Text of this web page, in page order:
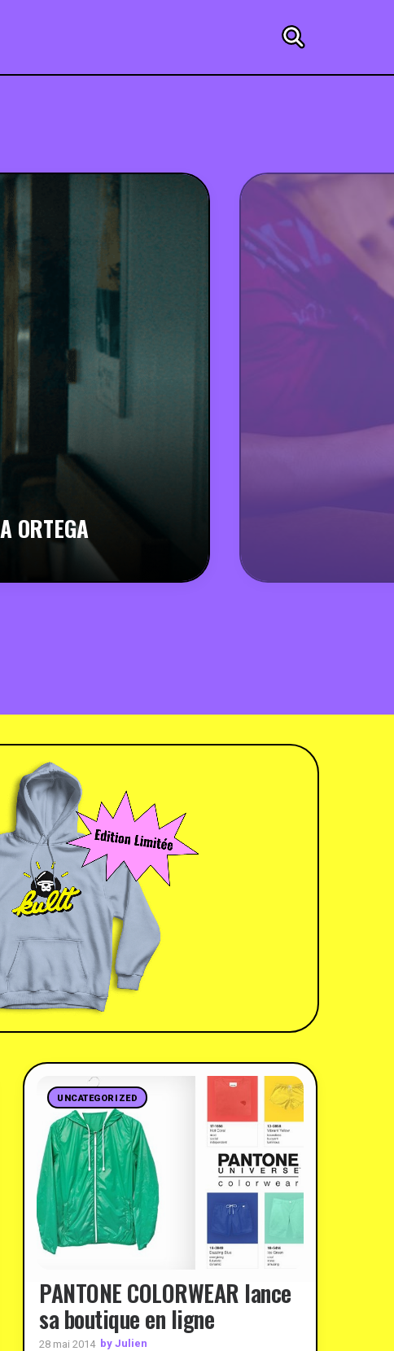
ORTEGA
UNCATEGORIZED
PANTONE COLORWEAR lance
sa boutique en ligne
28 mai 2014 by Julien